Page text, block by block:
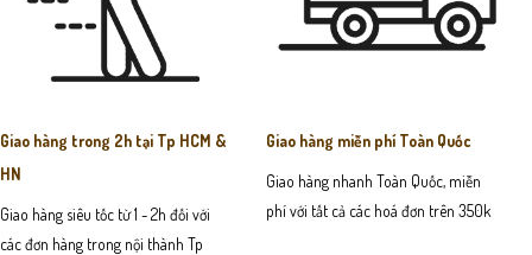
Giao hàng trong 2h tại Tp HCM &
HN
Giao hàng siêu tốc từ 1 - 2h đối với
các đơn hàng trong nội thành Tp
Giao hàng miễn phí Toàn Quốc
Giao hàng nhanh Toàn Quốc, miễn
phí với tất cả các hoá đơn trên 350k